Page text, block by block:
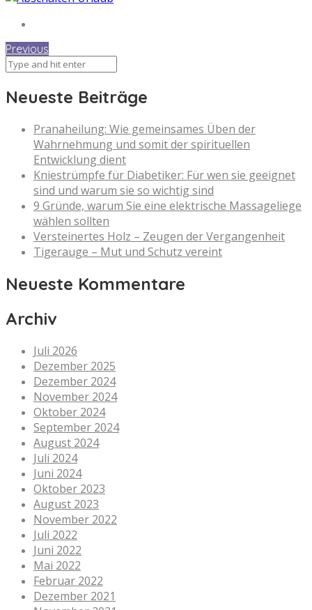
Previous
Neueste Beiträge
Pranaheilung: Wie gemeinsames Üben der
Wahrnehmung und somit der spirituellen
Entwicklung dient
Kniestrümpfe für Diabetiker: Für wen sie geeignet
sind und warum sie so wichtig sind
9 Gründe, warum Sie eine elektrische Massageliege
wählen sollten
Versteinertes Holz – Zeugen der Vergangenheit
Tigerauge – Mut und Schutz vereint
Neueste Kommentare
Archiv
Juli 2026
Dezember 2025
Dezember 2024
November 2024
Oktober 2024
September 2024
August 2024
Juli 2024
Juni 2024
Oktober 2023
August 2023
November 2022
Juli 2022
Juni 2022
Mai 2022
Februar 2022
Dezember 2021